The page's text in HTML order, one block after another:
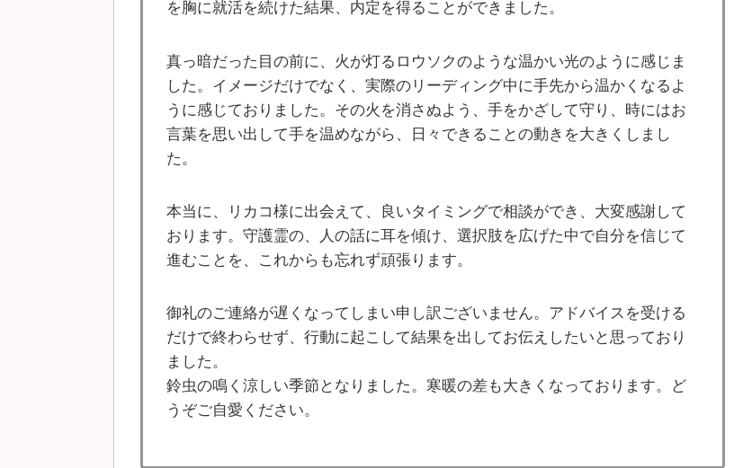
を胸に就活を続けた結果、内定を得ることができました。
真っ暗だった目の前に、火が灯るロウソクのような温かい光のように感じま
した。イメージだけでなく、実際のリーディング中に手先から温かくなるよ
うに感じておりました。その火を消さぬよう、手をかざして守り、時にはお
言葉を思い出して手を温めながら、日々できることの動きを大きくしまし
た。
本当に、リカコ様に出会えて、良いタイミングで相談ができ、大変感謝して
おります。守護霊の、人の話に耳を傾け、選択肢を広げた中で自分を信じて
進むことを、これからも忘れず頑張ります。
御礼のご連絡が遅くなってしまい申し訳ございません。アドバイスを受ける
だけで終わらせず、行動に起こして結果を出してお伝えしたいと思っており
ました。
鈴虫の鳴く涼しい季節となりました。寒暖の差も大きくなっております。ど
うぞご自愛ください。